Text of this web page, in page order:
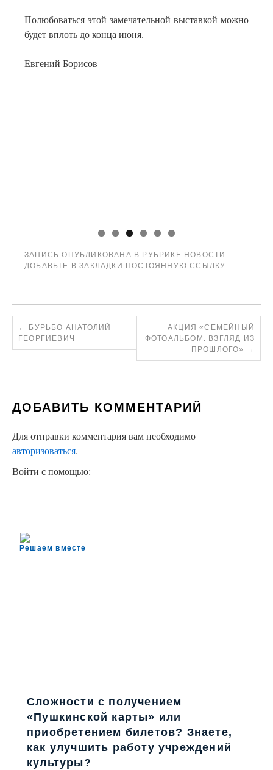
Полюбоваться этой замечательной выставкой можно
будет вплоть до конца июня.
Евгений Борисов
ЗАПИСЬ ОПУБЛИКОВАНА В РУБРИКЕ НОВОСТИ .
ДОБАВЬТЕ В ЗАКЛАДКИ
ПОСТОЯННУЮ ССЫЛКУ.
←
БУРЬБО АНАТОЛИЙ
ГЕОРГИЕВИЧ
АКЦИЯ «СЕМЕЙНЫЙ
ФОТОАЛЬБОМ. ВЗГЛЯД ИЗ
ПРОШЛОГО»
→
ДОБАВИТЬ КОММЕНТАРИЙ
Для отправки комментария вам необходимо
авторизоваться.
Войти с помощью:
Решаем вместе
Сложности с получением
«Пушкинской карты» или
приобретением билетов? Знаете,
как улучшить работу учреждений
культуры?